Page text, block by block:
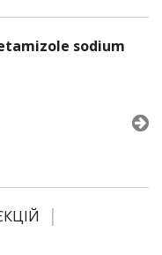
sodium